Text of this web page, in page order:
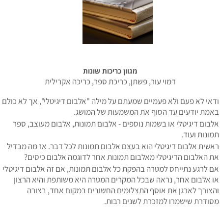
מגוון כריכות שונות
דמוי עור, פשתן, כריכת ספר, כריכה אקרילית
לא פעם ולא פעמיים שמעתם על מילה "אלבום דיגיטלי", אך לא כולם
יודעים עד הסוף את המשמעות של המושג.
דיגיטלי או בשמות נוספים - אלבום תמונות, אלבום מעוצב, ספר
ועוד.
אלבום דיגיטלי הוא בעצם אלבום תמונות לכל דבר. אז מה מבדיל
האלבום הדיגיטלי מאלבום תמונות אחר לדוגמה אלבום כיסים?
לרגע נתייחס למטרה בהפקת כל אלבום תמונות, אם זה אלבום דיגיטלי
אלבום אחר, נראה שבכל המקרים המטרה היא משותפת והיא הרצון
לארגן את אוסף התצלומים החשובים במקום אחד, בצורה
שישמרו למזכרת לשנים רבות.